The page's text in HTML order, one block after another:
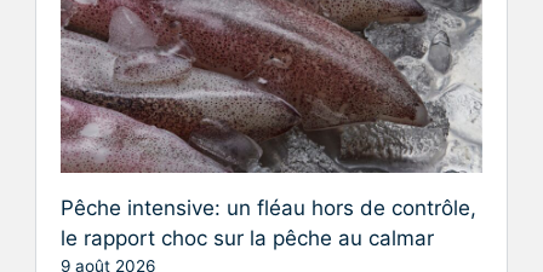
Pêche intensive: un fléau hors de contrôle,
le rapport choc sur la pêche au calmar
9 août 2026